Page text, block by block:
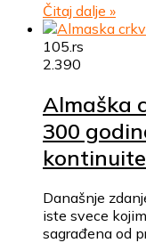
Čitaj dalje »
105.rs
2.390
Almaška
300
Današnje
iste svece
sagrađena od